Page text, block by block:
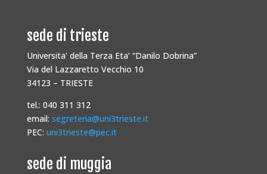
sede di trieste
Universita’ della Terza Eta’ “Danilo Dobrina”
Via del Lazzaretto Vecchio 10
34123 – TRIESTE
tel.: 040 311 312
email: segreteria@uni3trieste.it
PEC: uni3trieste@pec.it
sede di muggia